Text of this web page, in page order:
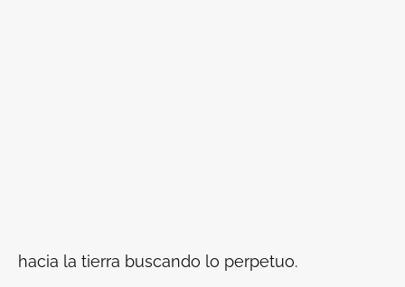
hacia la tierra buscando lo perpetuo.